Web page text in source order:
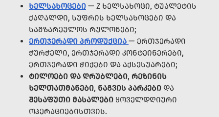
ᲮᲔᲚᲡᲐᲮᲝᲪᲔᲑᲘ — Z ᲮᲔᲚᲡᲐᲮᲝᲪᲘ, ᲢᲣᲐᲚᲔᲢᲘᲡ
ᲥᲐᲦᲐᲚᲓᲘ, ᲡᲣᲤᲠᲘᲡ ᲮᲔᲚᲡᲐᲮᲝᲪᲔᲑᲘ ᲓᲐ
ᲡᲐᲛᲖᲐᲠᲔᲣᲚᲝᲡ ᲠᲣᲚᲝᲜᲔᲑᲘ;
ᲔᲠᲗᲯᲔᲠᲐᲓᲘ ᲞᲠᲝᲓᲣᲥᲪᲘᲐ — ᲔᲠᲗᲯᲔᲠᲐᲓᲘ
ᲭᲣᲠᲭᲔᲚᲘ, ᲔᲠᲗᲯᲔᲠᲐᲓᲘ ᲙᲝᲜᲢᲔᲘᲜᲔᲠᲔᲑᲘ,
ᲔᲠᲗᲯᲔᲠᲐᲓᲘ ᲭᲘᲥᲔᲑᲘ ᲓᲐ ᲐᲥᲡᲔᲡᲣᲐᲠᲔᲑᲘ;
ᲢᲘᲚᲝᲔᲑᲘ ᲓᲐ ᲦᲠᲣᲑᲚᲔᲑᲘ, ᲠᲔᲖᲘᲜᲘᲡ
ᲮᲔᲚᲗᲐᲗᲛᲐᲜᲔᲑᲘ, ᲜᲐᲒᲕᲘᲡ ᲞᲐᲠᲙᲔᲑᲘ ᲓᲐ
ᲨᲔᲡᲐᲤᲣᲗᲘ ᲛᲐᲡᲐᲚᲔᲑᲘ ᲧᲝᲕᲔᲚᲓᲦᲘᲣᲠᲘ
ᲝᲞᲔᲠᲐᲪᲘᲔᲑᲘᲡᲗᲕᲘᲡ.